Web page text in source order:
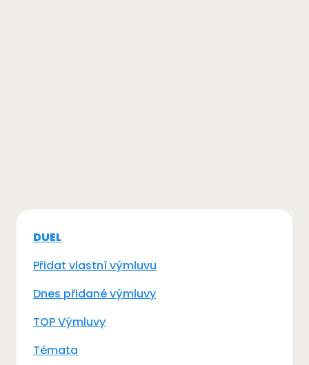
DUEL
Přidat vlastní výmluvu
Dnes přidané výmluvy
TOP Výmluvy
Témata